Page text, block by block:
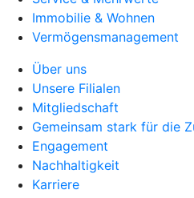
Immobilie & Wohnen
Vermögensmanagement
Über uns
Unsere Filialen
Mitgliedschaft
Gemeinsam stark für die
Engagement
Nachhaltigkeit
Karriere